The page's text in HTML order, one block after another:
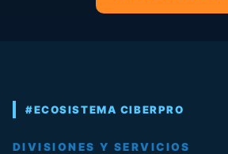
#ECOSISTEMA CIBERPRO
DIVISIONES Y SERVICIOS